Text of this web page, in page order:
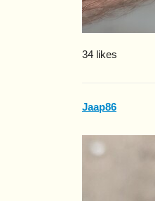
34 likes
Jaap86